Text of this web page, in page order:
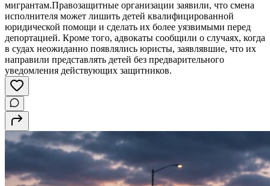
мигрантам.Правозащитные организации заявили, что смена
исполнителя может лишить детей квалифицированной
юридической помощи и сделать их более уязвимыми перед
депортацией. Кроме того, адвокаты сообщили о случаях, когда
в судах неожиданно появлялись юристы, заявлявшие, что их
направили представлять детей без предварительного
уведомления действующих защитников.